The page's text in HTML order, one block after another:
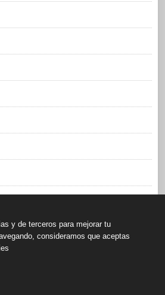
© All rights reserved.
y de terceros para mejorar tu
consideramos que aceptas